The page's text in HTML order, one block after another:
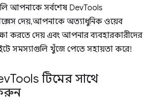
আপনাকে সর্বশেষ DevTools
দেয়, আপনাকে অত্যাধুনিক ওয়েব
করতে দেয় এবং আপনার ব্যবহারকারীদের
সমস্যাগুলি খুঁজে পেতে সহায়তা করে!
Tools টিমের সাথে